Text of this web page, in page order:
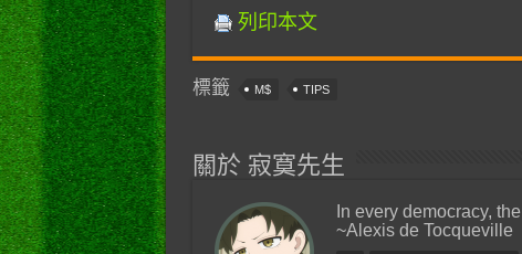
列印本文
標籤 M$ TIPS
關於 寂寞先生
In every democracy,
~Alexis de Tocqueville